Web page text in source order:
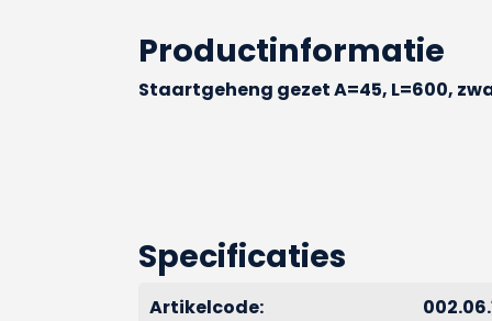
Productinformatie
Staartgeheng gezet A=45, L=600,
Specificaties
Artikelcode: